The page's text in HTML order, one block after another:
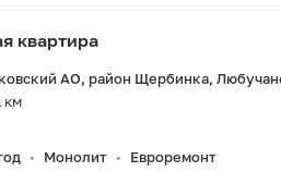
квартира
АО, район Щербинка,
км
• Монолит •
Евроремонт